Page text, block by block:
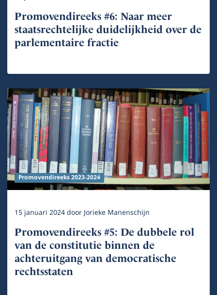
Promovendireeks #6: Naar meer
staatsrechtelijke duidelijkheid over de
parlementaire fractie
Promovendireeks 2023-2024
15 januari 2024doorJorieke Manenschijn
Promovendireeks #5: De dubbele rol
van de constitutie binnen de
achteruitgang van democratische
rechtsstaten